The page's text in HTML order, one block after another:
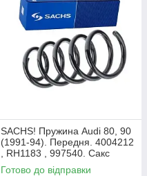
SACHS! Пружина Audi 80, 90
(1991-94). Передня. 4004212
, RH1183 , 997540. Сакс
Готово до відправки